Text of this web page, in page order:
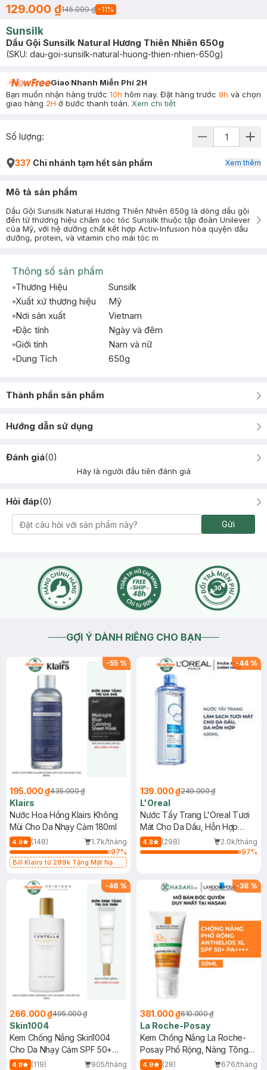
129.000 ₫145.000 ₫ -11%
Sunsilk
Dầu Gội Sunsilk Natural Hương Thiên Nhiên 650g
(SKU: dau-goi-sunsilk-natural-huong-thien-nhien-650g)
Giao Nhanh Miễn Phí 2H
Bạn muốn nhận hàng trước 10h hôm nay. Đặt hàng trước 8h và chọn
giao hàng 2H ở bước thanh toán. Xem chi tiết
Số lượng:
337 Chi nhánh tạm hết sản phẩm Xem thêm
Mô tả sản phẩm
Dầu Gội Sunsilk Natural Hương Thiên Nhiên 650g là dòng dầu gội
đến từ thương hiệu chăm sóc tóc Sunsilk thuộc tập đoàn Unilever
của Mỹ, với hệ dưỡng chất kết hợp Activ-Infusion hòa quyện dầu
dưỡng, protein, và vitamin cho mái tóc m
Thông số sản phẩm
Thương Hiệu
Sunsilk
Xuất xứ thương hiệu
Mỹ
Nơi sản xuất
Vietnam
Đặc tính
Ngày và đêm
Giới tính
Nam và nữ
Dung Tích
650g
Thành phần sản phẩm
Hướng dẫn sử dụng
Đánh giá(0)
Hãy là người đầu tiên đánh giá
Hỏi đáp(0)
Gửi
GỢI Ý DÀNH RIÊNG CHO BẠN
-55 %
195.000 ₫435.000 ₫
Klairs
Nước Hoa Hồng Klairs Không
Mùi Cho Da Nhạy Cảm 180ml
4.8 (148)
1.7k/tháng
97%
Bill Klairs từ 299k Tặng Mặt Nạ
25ml (SL Có Hạn)
-44 %
139.000 ₫249.000 ₫
L'Oreal
Nước Tẩy Trang L'Oreal Tươi
Mát Cho Da Dầu, Hỗn Hợp
400ml
4.8 (298)
2.0k/tháng
97%
-46 %
266.000 ₫495.000 ₫
Skin1004
Kem Chống Nắng Skin1004
Cho Da Nhạy Cảm SPF 50+
50ml
4.8 (119)
905/tháng
-38 %
381.000 ₫610.000 ₫
La Roche-Posay
Kem Chống Nắng La Roche-
Posay Phổ Rộng, Nâng Tông
Kiềm Dầu 50ml
4.9 (28)
676/tháng